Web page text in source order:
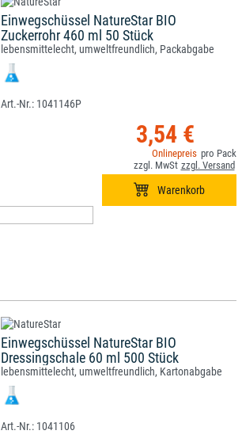
Einwegschüssel NatureStar BIO
Zuckerrohr 460 ml 50 Stück
lebensmittelecht, umweltfreundlich, Packabgabe
1041146P
3,54 €
Einwegschüssel NatureStar BIO
Dressingschale 60 ml 500 Stück
lebensmittelecht, umweltfreundlich, Kartonabgabe
1041106